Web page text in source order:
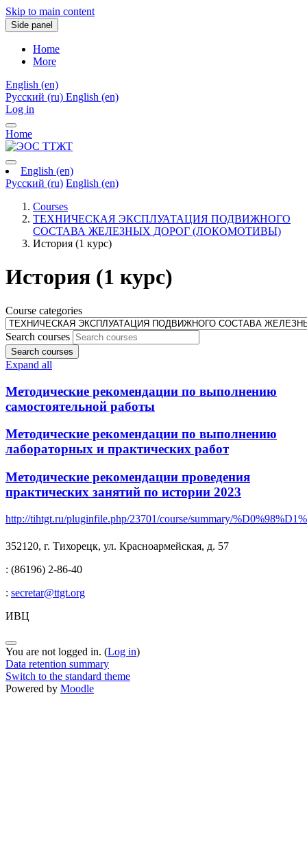
Skip to main content
Side panel
Home
More
English ‎(en)‎
Русский ‎(ru)‎ English ‎(en)‎
Log in
Home
English ‎(en)‎
Русский ‎(ru)‎ English ‎(en)‎
Courses
ТЕХНИЧЕСКАЯ ЭКСПЛУАТАЦИЯ ПОДВИЖНОГО
СОСТАВА ЖЕЛЕЗНЫХ ДОРОГ (ЛОКОМОТИВЫ)
История (1 курс)
История (1 курс)
Course categories
Search courses
Search courses
Expand all
Методические рекомендации по выполнению
самостоятельной работы
Методические рекомендации по выполнению
лабораторных и практических работ
Методические рекомендации проведения
практических занятий по истории 2023
http://tihtgt.ru/pluginfile.php/23701/course/summary/
352120, г. Тихорецк, ул. Красноармейская, д. 57
: (86196) 2-86-40
: secretar@ttgt.org
ИВЦ
You are not logged in. (Log in)
Data retention summary
Switch to the standard theme
Powered by Moodle